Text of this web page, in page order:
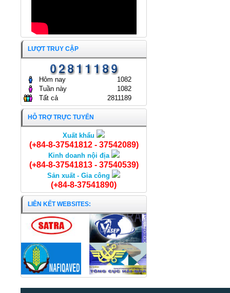
Tôm khô hộp 115g
LƯỢT TRUY CẬP
Hôm nay
1082
Tuần này
1082
Tất cả
2811189
HỖ TRỢ TRỰC TUYẾN
Xuất khẩu
(+84-8-37541812 - 37542089)
Kinh doanh nội địa
(+84-8-37541813 - 37540539)
Sản xuất - Gia công
(+84-8-37541890)
LIÊN KẾT WEBSITES: